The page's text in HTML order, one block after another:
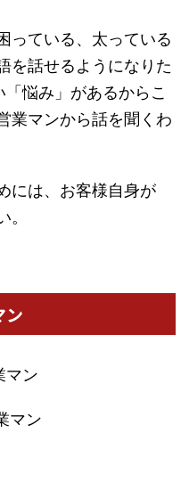
っている、太っている
を話せるようになりた
悩み」があるからこ
業マンから話を聞くわ
には、お客様自身が
。
ン
マン
マン